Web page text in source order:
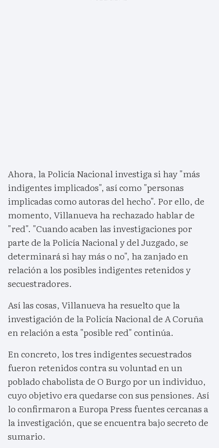
Ahora, la Policía Nacional investiga si hay "más
indigentes implicados", así como "personas
implicadas como autoras del hecho". Por ello, de
momento, Villanueva ha rechazado hablar de
"red". "Cuando acaben las investigaciones por
parte de la Policía Nacional y del Juzgado, se
determinará si hay más o no", ha zanjado en
relación a los posibles indigentes retenidos y
secuestradores.
Así las cosas, Villanueva ha resuelto que la
investigación de la Policía Nacional de A Coruña
en relación a esta "posible red" continúa.
En concreto, los tres indigentes secuestrados
fueron retenidos contra su voluntad en un
poblado chabolista de O Burgo por un individuo,
cuyo objetivo era quedarse con sus pensiones. Así
lo confirmaron a Europa Press fuentes cercanas a
la investigación, que se encuentra bajo secreto de
sumario.